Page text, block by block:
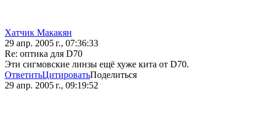
Хатчик Макакян
29 апр. 2005 г., 07:36:33
Re: оптика для D70
Эти сигмовские линзы ещё хуже кита от D70.
ОтветитьЦитироватьПоделиться
29 апр. 2005 г., 09:19:52